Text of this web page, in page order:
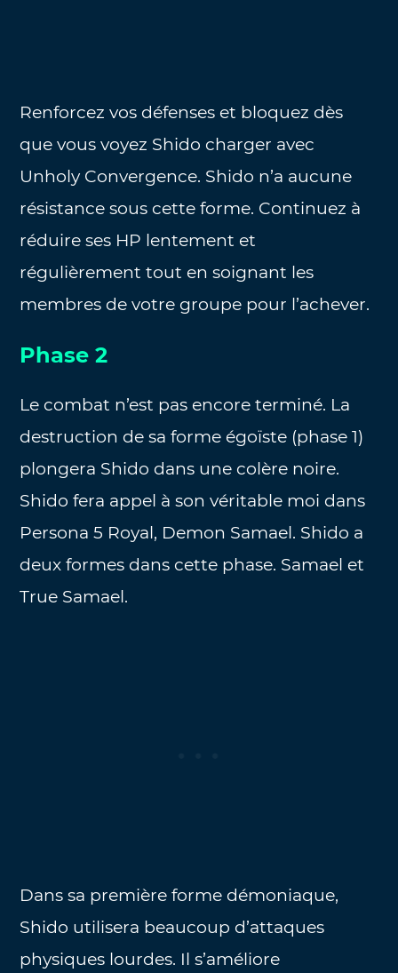
Renforcez vos défenses et bloquez dès
que vous voyez Shido charger avec
Unholy Convergence. Shido n’a aucune
résistance sous cette forme. Continuez à
réduire ses HP lentement et
régulièrement tout en soignant les
membres de votre groupe pour l’achever.
Phase 2
Le combat n’est pas encore terminé. La
destruction de sa forme égoïste (phase 1)
plongera Shido dans une colère noire.
Shido fera appel à son véritable moi dans
Persona 5 Royal, Demon Samael. Shido a
deux formes dans cette phase. Samael et
True Samael.
Dans sa première forme démoniaque,
Shido utilisera beaucoup d’attaques
physiques lourdes. Il s’améliore